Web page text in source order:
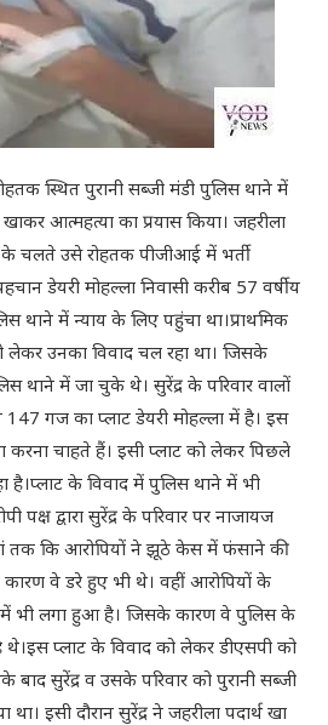
स्थित पुरानी सब्जी मंडी पुलिस थाने में
आत्महत्या का प्रयास किया। जहरीला
के चलते उसे रोहतक पीजीआई में भर्ती
डेयरी मोहल्ला निवासी करीब 57 वर्षीय
थाने में न्याय के लिए पहुंचा था।प्राथमिक
लेकर उनका विवाद चल रहा था। जिसके
थाने में जा चुके थे। सुरेंद्र के परिवार वालों
गज का प्लाट डेयरी मोहल्ला में है। इस
करना चाहते हैं। इसी प्लाट को लेकर पिछले
है।प्लाट के विवाद में पुलिस थाने में भी
पक्ष द्वारा सुरेंद्र के परिवार पर नाजायज
तक कि आरोपियों ने झूठे केस में फंसाने की
वे डरे हुए भी थे। वहीं आरोपियों के
में भी लगा हुआ है। जिसके कारण वे पुलिस के
थे।इस प्लाट के विवाद को लेकर डीएसपी को
बाद सुरेंद्र व उसके परिवार को पुरानी सब्जी
इसी दौरान सुरेंद्र ने जहरीला पदार्थ खा